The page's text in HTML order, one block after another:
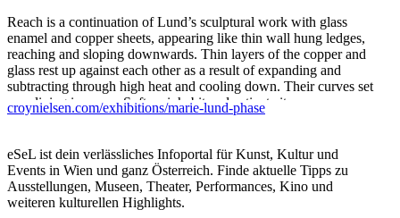
Reach is a continuation of Lund’s sculptural work with glass
enamel and copper sheets, appearing like thin wall hung ledges,
reaching and sloping downwards. Thin layers of the copper and
glass rest up against each other as a result of expanding and
subtracting through high heat and cooling down. Their curves set
up a lining in space. Soften, inhabit and activate it.
Joint opening with City Galerie Wien, Layr and Galerie Elisabeth
& Klaus Thoman
...Mehr lesen
croynielsen.com/exhibitions/marie-lund-phase
eSeL ist dein verlässliches Infoportal für Kunst, Kultur und
Events in Wien und ganz Österreich. Finde aktuelle Tipps zu
Ausstellungen, Museen, Theater, Performances, Kino und
weiteren kulturellen Highlights.